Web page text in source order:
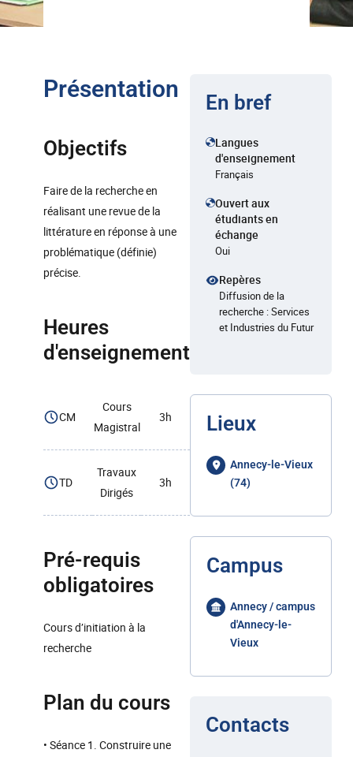
Présentation
Objectifs
Faire de la recherche en
réalisant une revue de la
littérature en réponse à une
problématique (définie)
précise.
Heures
d'enseignement
CM
Cours
Magistral
3h
TD
Travaux
Dirigés
3h
Pré-requis
obligatoires
Cours d’initiation à la
recherche
Plan du cours
• Séance 1. Construire une
En bref
Langues
d'enseignement
Français
Ouvert aux
étudiants en
échange
Oui
Repères
Diffusion de la
recherche : Services
et Industries du Futur
Lieux
Annecy-le-Vieux
(74)
Campus
Annecy / campus
d'Annecy-le-
Vieux
Contacts